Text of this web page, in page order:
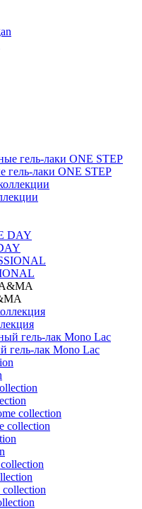
гель-лаки ONE STEP
гель-лак Mono Lac
collection